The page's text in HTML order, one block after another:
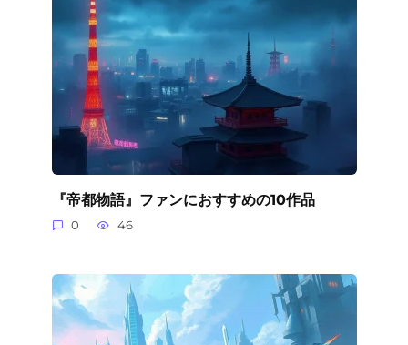
『帝都物語』ファンにおすすめの10作品
0 46